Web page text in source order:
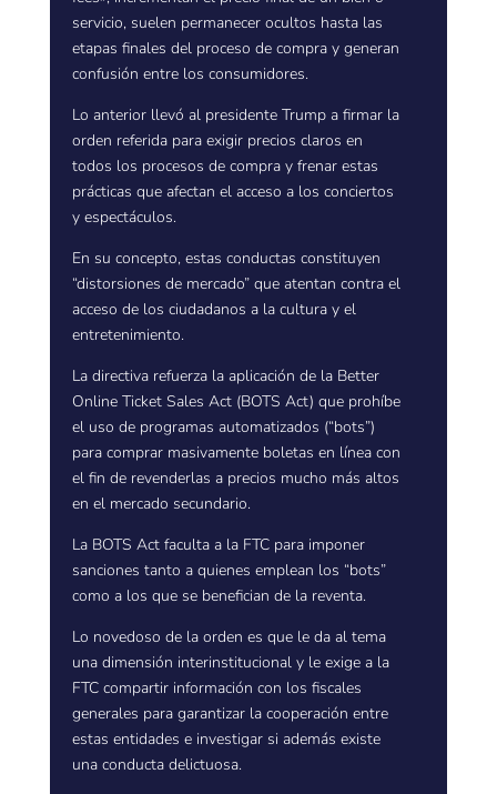
servicio, suelen permanecer ocultos hasta las
etapas finales del proceso de compra y generan
confusión entre los consumidores.
Lo anterior llevó al presidente Trump a firmar la
orden referida para exigir precios claros en
todos los procesos de compra y frenar estas
prácticas que afectan el acceso a los conciertos
y espectáculos.
En su concepto, estas conductas constituyen
“distorsiones de mercado” que atentan contra el
acceso de los ciudadanos a la cultura y el
entretenimiento.
La directiva refuerza la aplicación de la Better
Online Ticket Sales Act (BOTS Act) que prohíbe
el uso de programas automatizados (“bots”)
para comprar masivamente boletas en línea con
el fin de revenderlas a precios mucho más altos
en el mercado secundario.
La BOTS Act faculta a la FTC para imponer
sanciones tanto a quienes emplean los “bots”
como a los que se benefician de la reventa.
Lo novedoso de la orden es que le da al tema
una dimensión interinstitucional y le exige a la
FTC compartir información con los fiscales
generales para garantizar la cooperación entre
estas entidades e investigar si además existe
una conducta delictuosa.